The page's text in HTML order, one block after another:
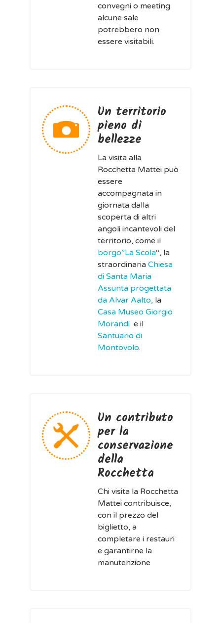
convegni o meeting
alcune sale
potrebbero non
essere visitabili.
Un territorio
pieno di
bellezze
La visita alla
Rocchetta Mattei può
essere
accompagnata in
giornata dalla
scoperta di altri
angoli incantevoli del
territorio, come il
borgo”La Scola“, la
straordinaria Chiesa
di Santa Maria
Assunta progettata
da Alvar Aalto, la
Casa Museo Giorgio
Morandie il
Santuario di
Montovolo.
Un contributo
per la
conservazione
della
Rocchetta
Chi visita la Rocchetta
Mattei contribuisce,
con il prezzo del
biglietto, a
completare i restauri
e garantirne la
manutenzione